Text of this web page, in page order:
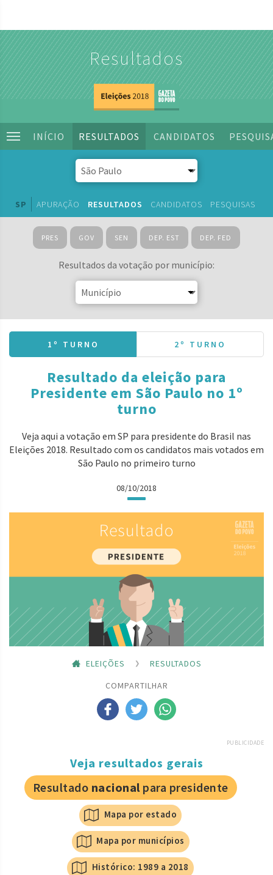
Resultados
INÍCIO RESULTADOS CANDIDATOS
SP APURAÇÃO RESULTADOS CANDIDATOS PESQUISAS
PRES GOV SEN DEP. EST DEP. FED
Resultados da votação por município:
1º TURNO 2º TURNO
Resultado da eleição para
Presidente em São Paulo no 1º
turno
Veja aqui a votação em SP para presidente do Brasil nas
Eleições 2018. Resultado com os candidatos mais votados em
São Paulo no primeiro turno
08/10/2018
ELEIÇÕES
RESULTADOS
COMPARTILHAR
PUBLICIDADE
Veja resultados gerais
Resultado nacional para presidente
Mapa por estado
Mapa por municípios
Histórico: 1989 a 2018